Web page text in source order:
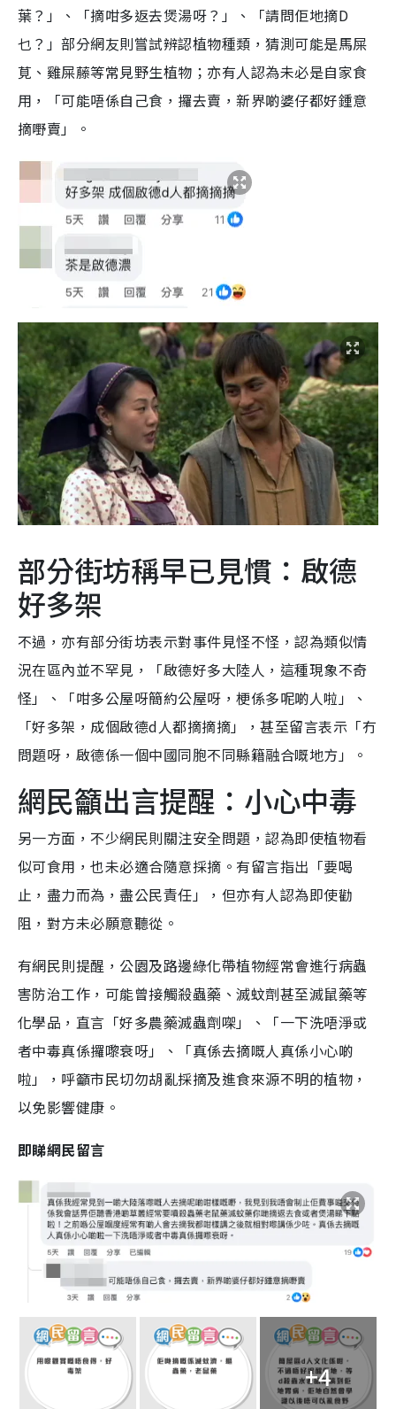
葉？」、「摘咁多返去煲湯呀？」、「請問佢地摘D
乜？」部分網友則嘗試辨認植物種類，猜測可能是馬屎
莧、雞屎藤等常見野生植物；亦有人認為未必是自家食
用，「可能唔係自己食，攞去賣，新界啲婆仔都好鍾意
摘嘢賣」。
部分街坊稱早已見慣：啟德
好多架
不過，亦有部分街坊表示對事件見怪不怪，認為類似情
況在區內並不罕見，「啟德好多大陸人，這種現象不奇
怪」、「咁多公屋呀簡約公屋呀，梗係多呢啲人啦」、
「好多架，成個啟德d人都摘摘摘」，甚至留言表示「冇
問題呀，啟德係一個中國同胞不同縣籍融合嘅地方」。
網民籲出言提醒：小心中毒
另一方面，不少網民則關注安全問題，認為即使植物看
似可食用，也未必適合隨意採摘。有留言指出「要喝
止，盡力而為，盡公民責任」，但亦有人認為即使勸
阻，對方未必願意聽從。
有網民則提醒，公園及路邊綠化帶植物經常會進行病蟲
害防治工作，可能曾接觸殺蟲藥、滅蚊劑甚至滅鼠藥等
化學品，直言「好多農藥滅蟲劑㗎」、「一下洗唔淨或
者中毒真係攞嚟衰呀」、「真係去摘嘅人真係小心啲
啦」，呼籲市民切勿胡亂採摘及進食來源不明的植物，
以免影響健康。
即睇網民留言
+4